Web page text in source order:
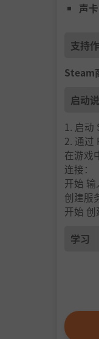
声
支持
Steam
启动
1. 启动
2. 通过
在游戏
连接：
开始
创建服
开始
学习